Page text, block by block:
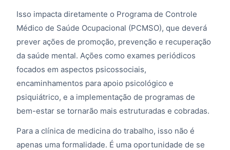
Isso impacta diretamente o Programa de Controle
Médico de Saúde Ocupacional (PCMSO), que deverá
prever ações de promoção, prevenção e recuperação
da saúde mental. Ações como exames periódicos
focados em aspectos psicossociais,
encaminhamentos para apoio psicológico e
psiquiátrico, e a implementação de programas de
bem-estar se tornarão mais estruturadas e cobradas.
Para a clínica de medicina do trabalho, isso não é
apenas uma formalidade. É uma oportunidade de se